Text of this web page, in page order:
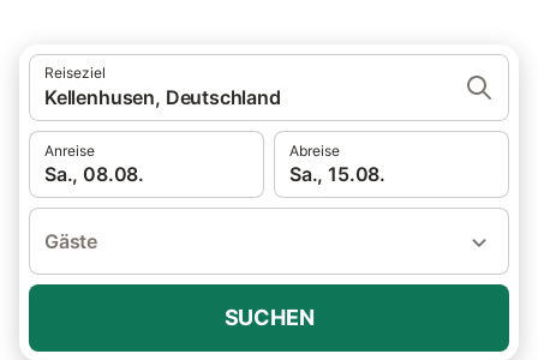
Reiseziel
Kellenhusen, Deutschland
Anreise
Sa., 08.08.
Abreise
Sa., 15.08.
Gäste
SUCHEN